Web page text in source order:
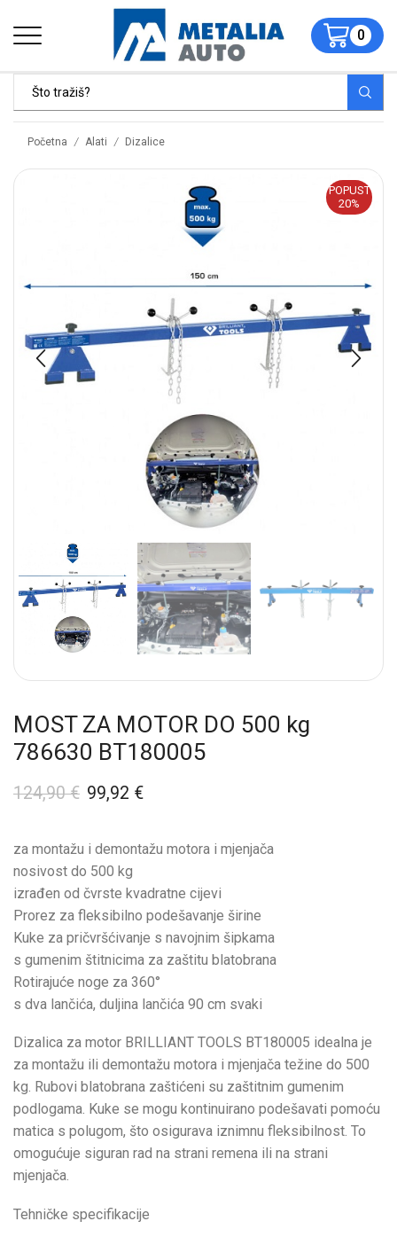
0
Početna / Alati / Dizalice
POPUST
20%
MOST ZA MOTOR DO 500 kg
786630 BT180005
124,90€ 99,92 €
za montažu i demontažu motora i mjenjača
nosivost do 500 kg
izrađen od čvrste kvadratne cijevi
Prorez za fleksibilno podešavanje širine
Kuke za pričvršćivanje s navojnim šipkama
s gumenim štitnicima za zaštitu blatobrana
Rotirajuće noge za 360°
s dva lančića, duljina lančića 90 cm svaki
Dizalica za motor BRILLIANT TOOLS BT180005 idealna je
za montažu ili demontažu motora i mjenjača težine do 500
kg. Rubovi blatobrana zaštićeni su zaštitnim gumenim
podlogama. Kuke se mogu kontinuirano podešavati pomoću
matica s polugom, što osigurava iznimnu fleksibilnost. To
omogućuje siguran rad na strani remena ili na strani
mjenjača.
Tehničke specifikacije